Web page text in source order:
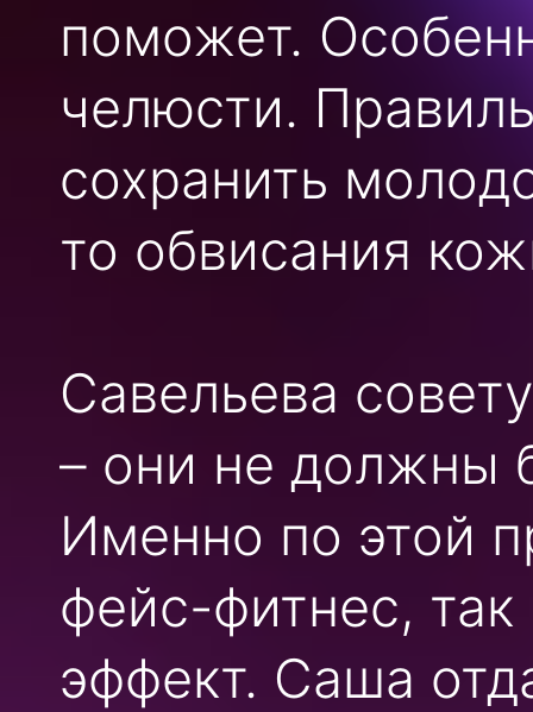
поможет.
челюсти.
сохранить
то обвисания
Савельева
– они не должны
Именно по этой
фейс-фитнес,
эффект. Саша